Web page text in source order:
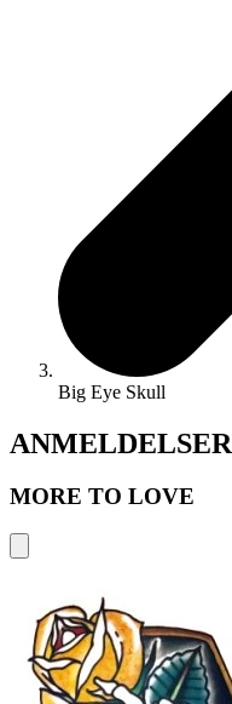
Big Eye Skull
ANMELDELSER
MORE TO LOVE